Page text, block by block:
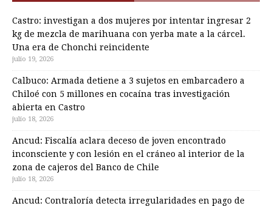
Castro: investigan a dos mujeres por intentar ingresar 2
kg de mezcla de marihuana con yerba mate a la cárcel.
Una era de Chonchi reincidente
julio 19, 2026
Calbuco: Armada detiene a 3 sujetos en embarcadero a
Chiloé con 5 millones en cocaína tras investigación
abierta en Castro
julio 18, 2026
Ancud: Fiscalía aclara deceso de joven encontrado
inconsciente y con lesión en el cráneo al interior de la
zona de cajeros del Banco de Chile
julio 18, 2026
Ancud: Contraloría detecta irregularidades en pago de